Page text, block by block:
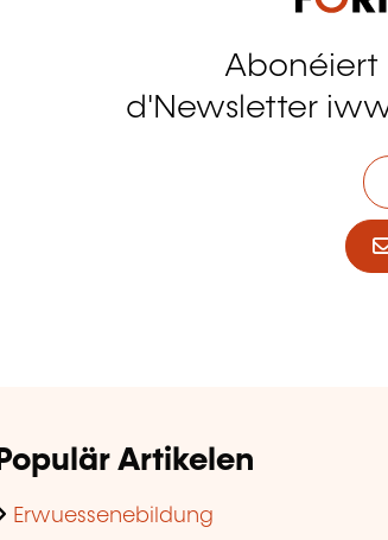
Abonéiert
d'Newsletter
Populär Artikelen
Erwuessenebildung